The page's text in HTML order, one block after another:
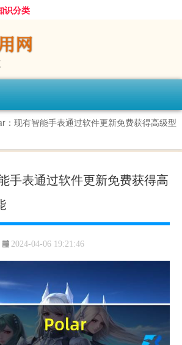
识分类
：现有智能手表通过软件更新免费获得高级型
手表通过软件更新免费获得高
2024-04-06 19:21:46